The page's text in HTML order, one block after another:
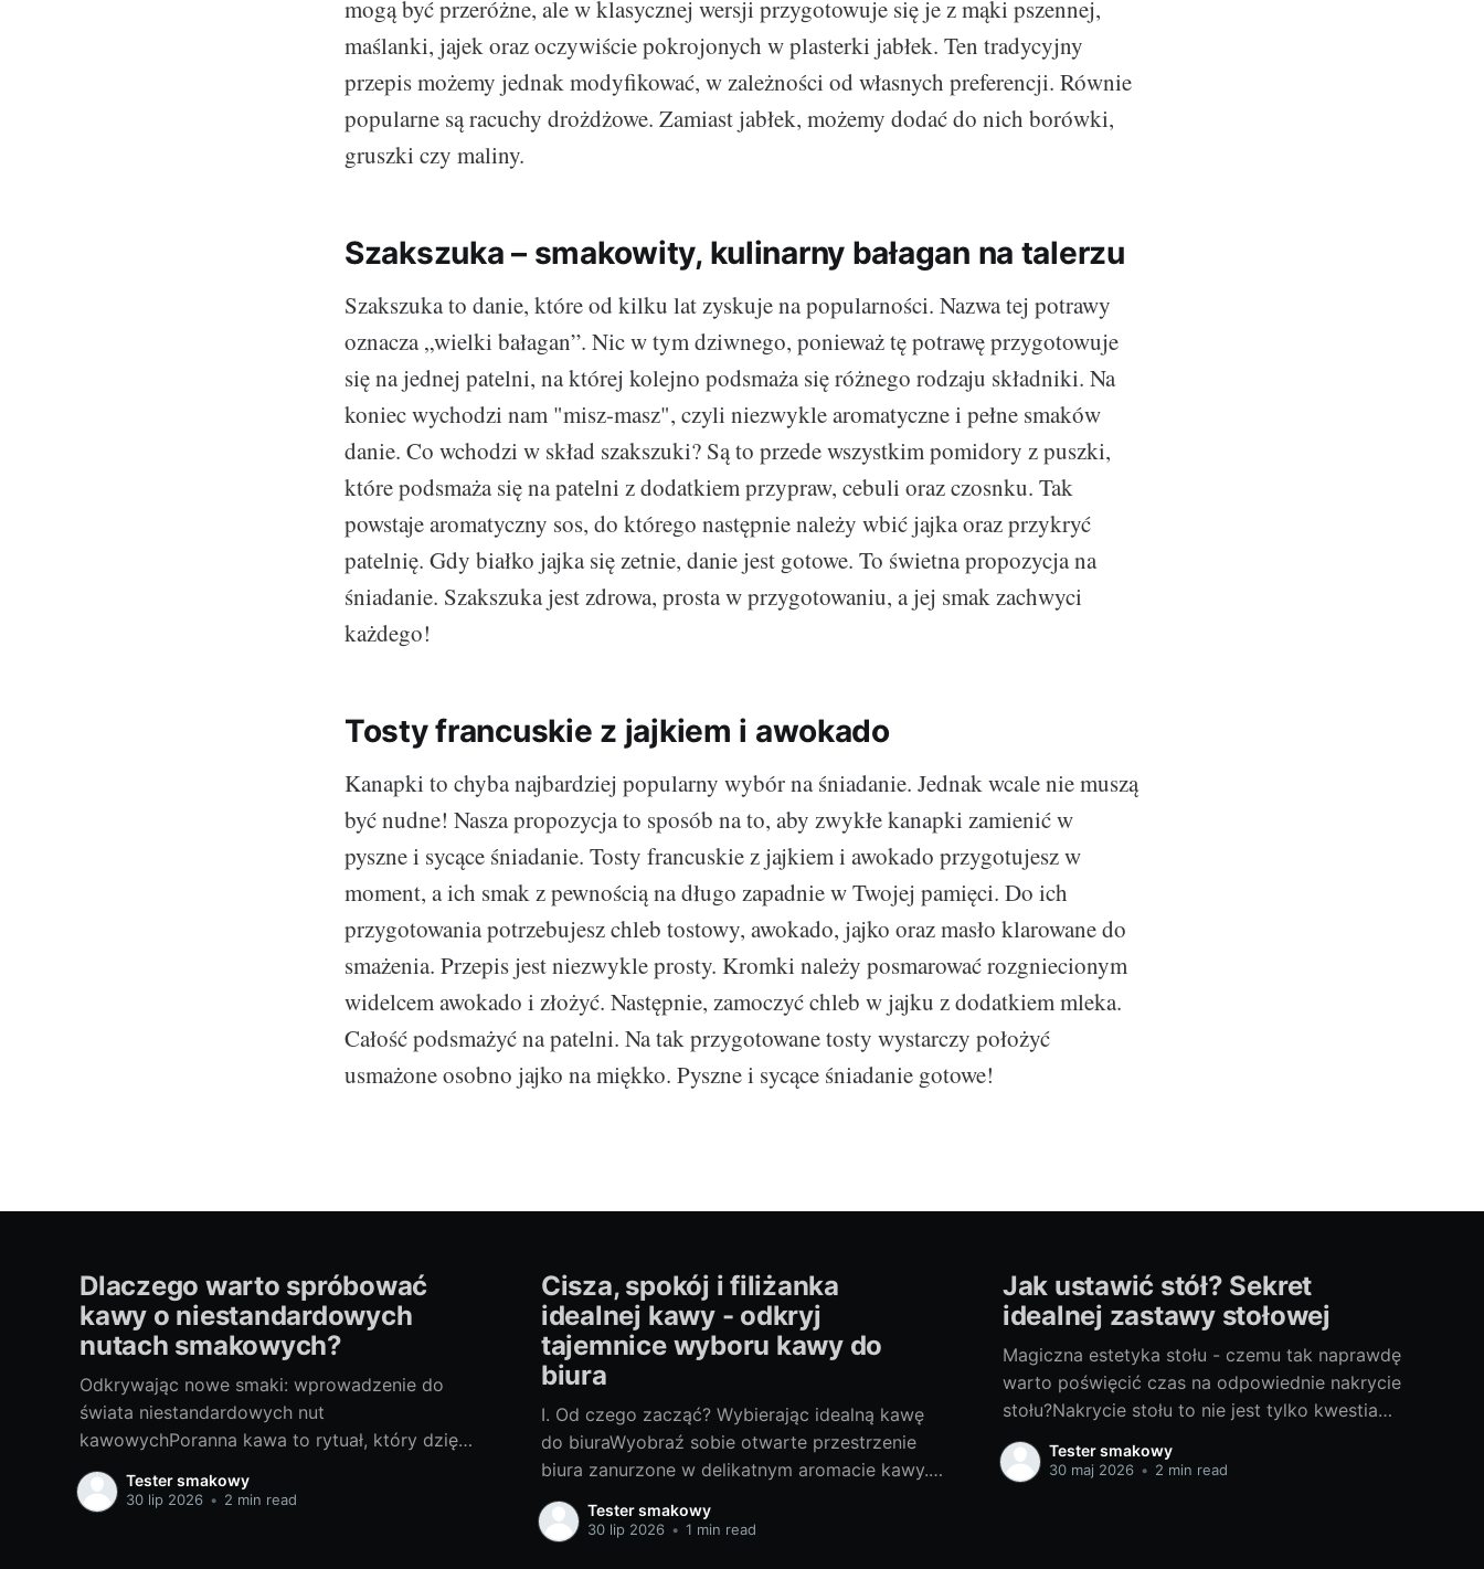
mogą być przeróżne, ale w klasycznej wersji przygotowuje się je z mąki pszennej,
maślanki, jajek oraz oczywiście pokrojonych w plasterki jabłek. Ten tradycyjny
przepis możemy jednak modyfikować, w zależności od własnych preferencji. Równie
popularne są racuchy drożdżowe. Zamiast jabłek, możemy dodać do nich borówki,
gruszki czy maliny.
Szakszuka – smakowity, kulinarny bałagan na talerzu
Szakszuka to danie, które od kilku lat zyskuje na popularności. Nazwa tej potrawy
oznacza „wielki bałagan”. Nic w tym dziwnego, ponieważ tę potrawę przygotowuje
się na jednej patelni, na której kolejno podsmaża się różnego rodzaju składniki. Na
koniec wychodzi nam "misz-masz", czyli niezwykle aromatyczne i pełne smaków
danie. Co wchodzi w skład szakszuki? Są to przede wszystkim pomidory z puszki,
które podsmaża się na patelni z dodatkiem przypraw, cebuli oraz czosnku. Tak
powstaje aromatyczny sos, do którego następnie należy wbić jajka oraz przykryć
patelnię. Gdy białko jajka się zetnie, danie jest gotowe. To świetna propozycja na
śniadanie. Szakszuka jest zdrowa, prosta w przygotowaniu, a jej smak zachwyci
każdego!
Tosty francuskie z jajkiem i awokado
Kanapki to chyba najbardziej popularny wybór na śniadanie. Jednak wcale nie muszą
być nudne! Nasza propozycja to sposób na to, aby zwykłe kanapki zamienić w
pyszne i sycące śniadanie. Tosty francuskie z jajkiem i awokado przygotujesz w
moment, a ich smak z pewnością na długo zapadnie w Twojej pamięci. Do ich
przygotowania potrzebujesz chleb tostowy, awokado, jajko oraz masło klarowane do
smażenia. Przepis jest niezwykle prosty. Kromki należy posmarować rozgniecionym
widelcem awokado i złożyć. Następnie, zamoczyć chleb w jajku z dodatkiem mleka.
Całość podsmażyć na patelni. Na tak przygotowane tosty wystarczy położyć
usmażone osobno jajko na miękko. Pyszne i sycące śniadanie gotowe!
Dlaczego warto spróbować
kawy o niestandardowych
nutach smakowych?
Odkrywając nowe smaki: wprowadzenie do
świata niestandardowych nut
kawowychPoranna kawa to rytuał, który dzięki
sile swych aromatów potrafi rozbudzić nas do
życia. Większość z nas nie wyobraża sobie
Tester smakowy
30 lip 2026 • 2 min read
Cisza, spokój i filiżanka
idealnej kawy - odkryj
tajemnice wyboru kawy do
biura
I. Od czego zacząć? Wybierając idealną kawę
do biuraWyobraź sobie otwarte przestrzenie
biura zanurzone w delikatnym aromacie kawy.
Wydaje się idealne, prawda? Ale od czego
zacząć? Jaką kawę do biura wybrać? Z
Tester smakowy
30 lip 2026 • 1 min read
Jak ustawić stół? Sekret
idealnej zastawy stołowej
Magiczna estetyka stołu - czemu tak naprawdę
warto poświęcić czas na odpowiednie nakrycie
stołu?Nakrycie stołu to nie jest tylko kwestia
praktyczna, ale także estetyczna. Idealne
nakrycie stołu potrafi w magiczny sposób
Tester smakowy
30 maj 2026 • 2 min read